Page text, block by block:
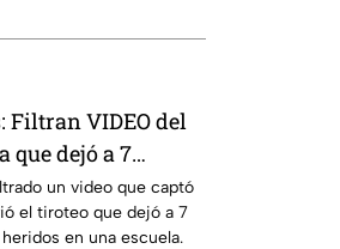
Filtran VIDEO del
que dejó a 7
h3r1d0s; así
un video que captó
el tiroteo que dejó a 7
en una escuela.